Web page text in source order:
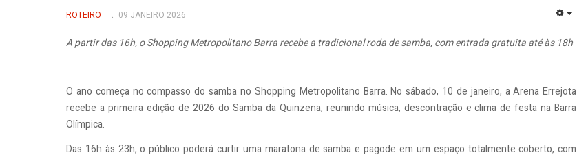
ROTEIRO 09 JANEIRO 2026
A partir das 16h, o Shopping Metropolitano Barra recebe a tradicional roda de samba, com entrada gratuita até às 18h
O ano começa no compasso do samba no Shopping Metropolitano Barra. No sábado, 10 de janeiro, a Arena Errejota
recebe a primeira edição de 2026 do Samba da Quinzena, reunindo música, descontração e clima de festa na Barra
Olímpica.
Das 16h às 23h, o público poderá curtir uma maratona de samba e pagode em um espaço totalmente coberto, com